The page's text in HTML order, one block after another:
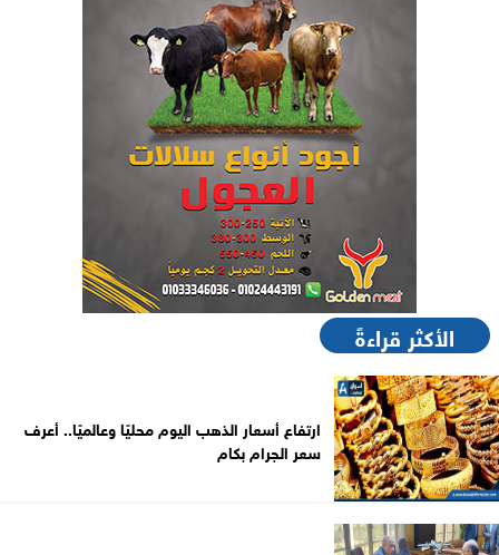
الأكثر قراءةً
ارتفاع أسعار الذهب اليوم محليًا وعالميًا.. أعرف
سعر الجرام بكام